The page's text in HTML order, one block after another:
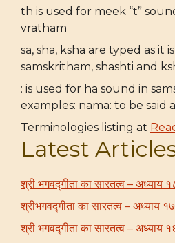
th is used for meek “t”
vratham
sa, sha, ksha are typed as it
samskritham, shashti and
: is used for ha sound in
examples: nama: to be said
Terminologies listing at
Latest
श्री भगवद्गीता का सारतत्व – अध्याय
श्रीभगवद्गीता का सारतत्व – अध्याय १७
श्री भगवद्गीता का सारतत्व – अध्याय